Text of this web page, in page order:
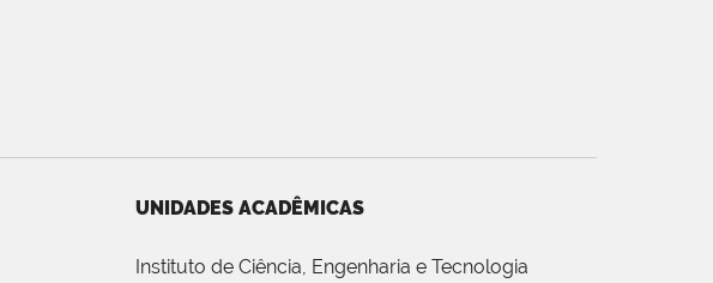
UNIDADES ACADÊMICAS
Instituto de Ciência, Engenharia e Tecnologia